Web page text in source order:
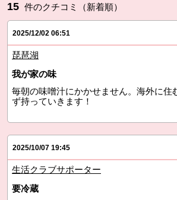
15 件のクチコミ（新着順）
2025/12/02 06:51
琵琶湖
我が家の味
毎朝の味噌汁にかかせません。海外に住
ず持っていきます！
2025/10/07 19:45
生活クラブサポーター
要冷蔵